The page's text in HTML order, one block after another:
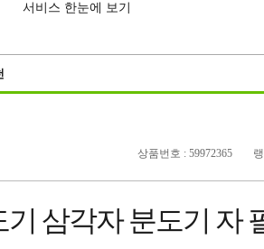
서비스 한눈에 보기
상품번호 : 59972365
삼각자 분도기 자